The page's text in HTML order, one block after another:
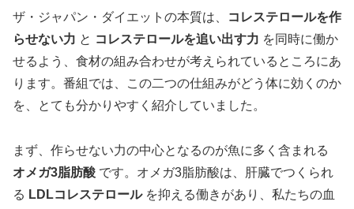
ザ・ジャパン・ダイエットの本質は、
コレステロールを作
らせない力 と コレステロールを追い出す力 を同時に働か
せるよう、食材の組み合わせが考えられているところにあ
ります。番組では、この二つの仕組みがどう体に効くのか
を、とても分かりやすく紹介していました。
まず、作らせない力の中心となるのが魚に多く含まれる
オメガ3脂肪酸 です。オメガ3脂肪酸は、肝臓でつくられ
る LDLコレステロールを抑える働きがあり、私たちの血